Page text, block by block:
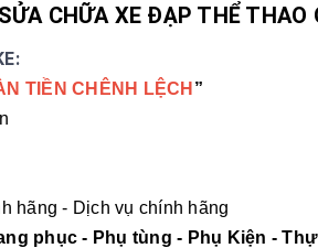
CHỮA XE ĐẠP THỂ THAO
TIỀN CHÊNH LỆCH ”
hãng - Dịch vụ chính hãng
phục - Phụ tùng - Phụ Kiện -